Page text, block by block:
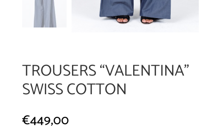
TROUSERS “VALENTINA”
SWISS COTTON
€449,00